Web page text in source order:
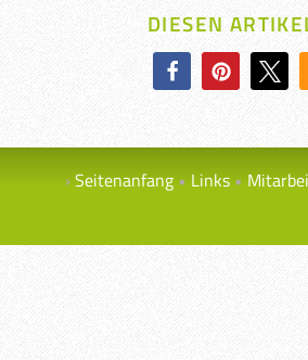
DIESEN
Seitenanfang Links